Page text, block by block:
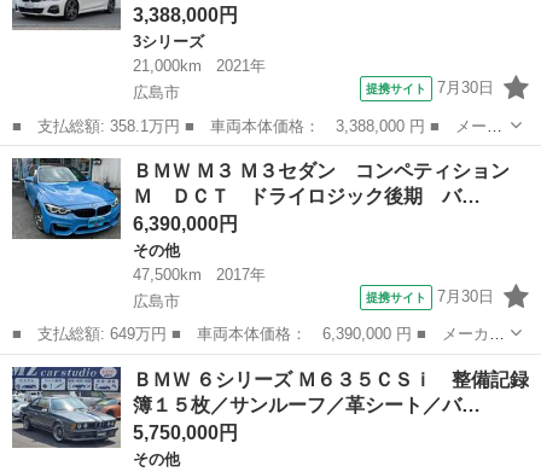
3,388,000円
3シリーズ
21,000km
2021年
広島市
提携サイト 7月30日
■ 支払総額: 358.1万円 ■ 車両本体価格： 3,388,000 円 ■ メーカ
ー名： ＢＭＷ ■ 車種名： ３シリーズ ■ グレード名： ３３０
ｅ Ｍスポーツ コンフォートＰＫＧ 禁煙車 フルセグ １９Ａ
Ｗ ＬＥＤ...
広島 広島市
ＢＭＷ Ｍ３ Ｍ３セダン コンペティション
Ｍ ＤＣＴ ドライロジック後期 バ…
6,390,000円
その他
47,500km
2017年
広島市
提携サイト 7月30日
■ 支払総額: 649万円 ■ 車両本体価格： 6,390,000 円 ■ メーカー
名： ＢＭＷ ■ 車種名： Ｍ３ ■ グレード名： Ｍ３セダン コ
ンペティション Ｍ ＤＣＴ ドライロジック後期 バルブコントロ
ーラー コ...
広島 広島市
ＢＭＷ ６シリーズ Ｍ６３５ＣＳｉ 整備記録
簿１５枚／サンルーフ／革シート／バ…
5,750,000円
その他